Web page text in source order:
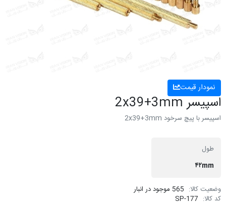
نمودار قیمت
اسپیسر 2x39+3mm
اسپیسر با پیچ سرخود 2x39+3mm
طول
۴۲mm
وضعیت کالا: 565 موجود در انبار
کد کالا: SP-177